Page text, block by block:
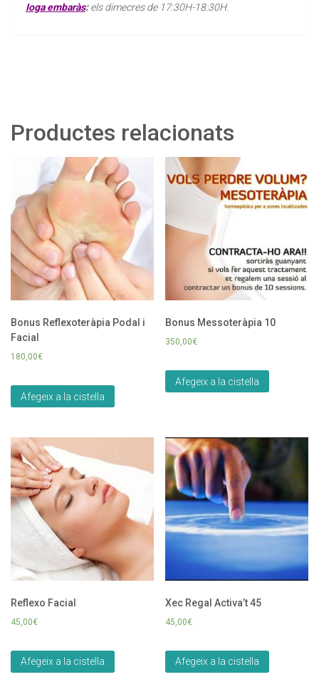
Ioga embaràs:els dimecres de 17:30H-18:30H.
Productes relacionats
Bonus Reflexoteràpia PodaI i
Facial
180,00€
Afegeix a la cistella
Bonus Messoteràpia 10
350,00€
Afegeix a la cistella
Reflexo Facial
45,00€
Afegeix a la cistella
Xec Regal Activa’t 45
45,00€
Afegeix a la cistella